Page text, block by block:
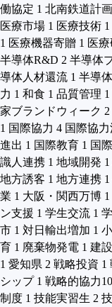
働協定 1 北南鉄道計画
医療市場 1 医療技術 1
1 医療機器寄贈 1 医
半導体R&D 2 半導体
導体人材還流 1 半導
力 1 和食 1 品質管理 1
家ブランドウィーク 2
1 国際協力 4 国際協
進出 1 国際教育 1 国
識人連携 1 地域開発 1
地方誘客 1 地方連携 1
業 1 大阪・関西万博 1
ン支援 1 学生交流 1
市 1 対日輸出増加 1
育 1 廃棄物発電 1 建
1 愛知県 2 戦略投資 1
シップ 1 戦略的協力
制度 1 技能実習生 2